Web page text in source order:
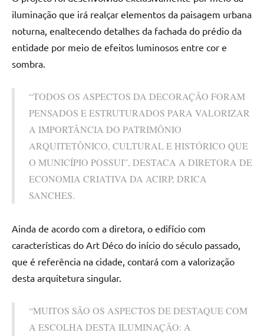
iluminação que irá realçar elementos da paisagem urbana
noturna, enaltecendo detalhes da fachada do prédio da
entidade por meio de efeitos luminosos entre cor e
sombra.
“TODOS OS ASPECTOS DA DECORAÇÃO FORAM
PENSADOS E ESTRUTURADOS PARA VALORIZAR
A IMPORTÂNCIA DO PATRIMÔNIO
ARQUITETÔNICO, CULTURAL E HISTÓRICO QUE
O MUNICÍPIO POSSUI”, DESTACA A DIRETORA DE
ECONOMIA CRIATIVA DA ACIRP, DRICA
SANCHES.
Ainda de acordo com a diretora, o edifício com
características do Art Déco do início do século passado,
que é referência na cidade, contará com a valorização
desta arquitetura singular.
“MUITOS SÃO OS ASPECTOS DE DESTAQUE COM
A ESCOLHA DESTA ILUMINAÇÃO: A